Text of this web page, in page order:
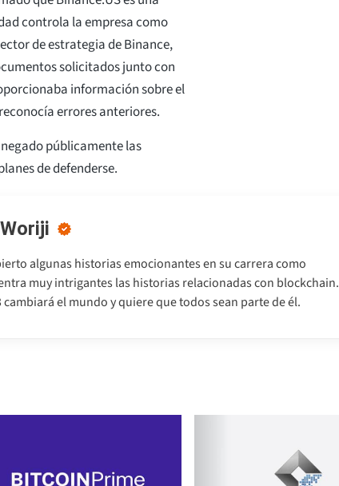
controla la empresa como
de estrategia de Binance,
solicitados junto con
información sobre el
errores anteriores.
públicamente las
de defenderse.
algunas historias emocionantes en su carrera como
muy intrigantes las historias relacionadas con blockchain.
cambiará el mundo y quiere que todos sean parte de él.